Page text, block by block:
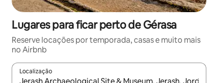
Lugares para ficar perto de Gérasa
Reserve locações por temporada, casas e muito mais
no Airbnb
Localização
Quando os resultados estiverem disponíveis, explore-os